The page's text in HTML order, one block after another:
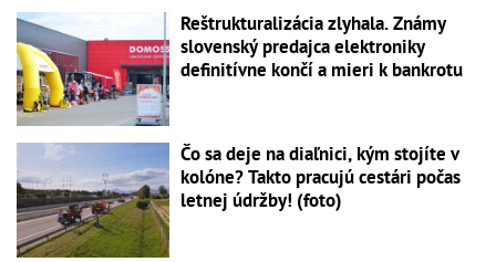
Reštrukturalizácia zlyhala. Známy
slovenský predajca elektroniky
definitívne končí a mieri k bankrotu
Čo sa deje na diaľnici, kým stojíte v
kolóne? Takto pracujú cestári počas
letnej údržby! (foto)